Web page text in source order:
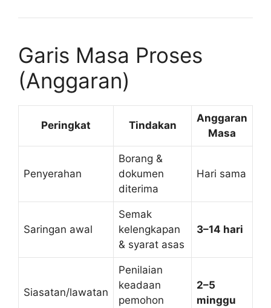
Garis Masa Proses
(Anggaran)
Peringkat Tindakan
Anggaran
Masa
Penyerahan
Borang &
dokumen
diterima
Hari sama
Saringan awal
Semak
kelengkapan
& syarat asas
3–14 hari
Siasatan/lawatan
Penilaian
keadaan
pemohon
2–5
minggu